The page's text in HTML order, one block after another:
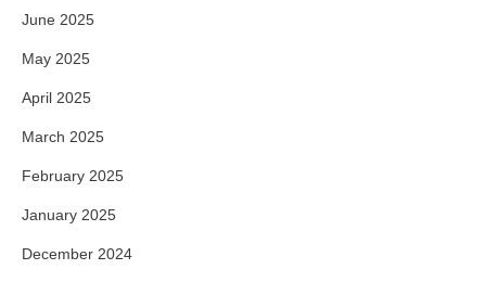
June 2025
May 2025
April 2025
March 2025
February 2025
January 2025
December 2024